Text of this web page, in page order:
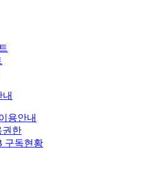
용안내
권한
구독현황